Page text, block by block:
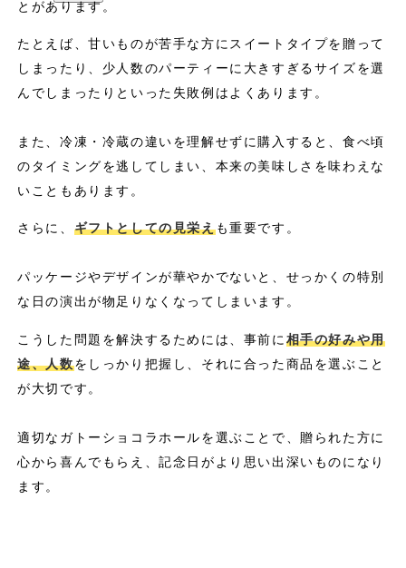
とがあります。
たとえば、甘いものが苦手な方にスイートタイプを贈って
しまったり、少人数のパーティーに大きすぎるサイズを選
んでしまったりといった失敗例はよくあります。
また、冷凍・冷蔵の違いを理解せずに購入すると、食べ頃
のタイミングを逃してしまい、本来の美味しさを味わえな
いこともあります。
さらに、 ギフトとしての見栄えも重要です。
パッケージやデザインが華やかでないと、せっかくの特別
な日の演出が物足りなくなってしまいます。
こうした問題を解決するためには、事前に 相手の好みや用
途、人数をしっかり把握し、それに合った商品を選ぶこと
が大切です。
適切なガトーショコラホールを選ぶことで、贈られた方に
心から喜んでもらえ、記念日がより思い出深いものになり
ます。